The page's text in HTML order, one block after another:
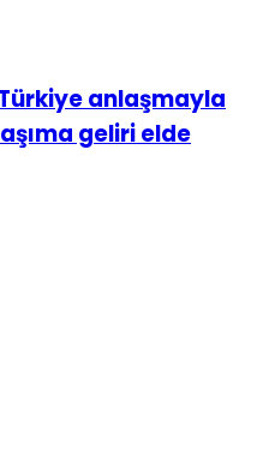
anlaşmayla
geliri elde